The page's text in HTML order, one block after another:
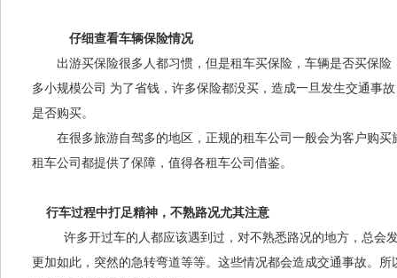
仔细查看车辆保险情况
出游买保险很多人都习惯，但是租车买保险，车辆是否买保险
多小规模公司 为了省钱，许多保险都没买，造成一旦发生交通事
是否购买。
在很多旅游自驾多的地区，正规的租车公司一般会为客户购买
租车公司都提供了保障，值得各租车公司借鉴。
行车过程中打足精神，不熟路况尤其注意
许多开过车的人都应该遇到过，对不熟悉路况的地方，总会发
更加如此，突然的急转弯道等等。这些情况都会造成交通事故。所